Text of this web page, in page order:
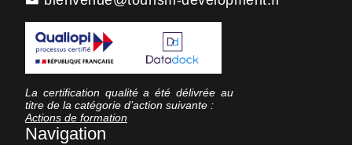
La certification qualité a été délivrée au
titre de la catégorie d’action suivante :
Actions de formation
Navigation